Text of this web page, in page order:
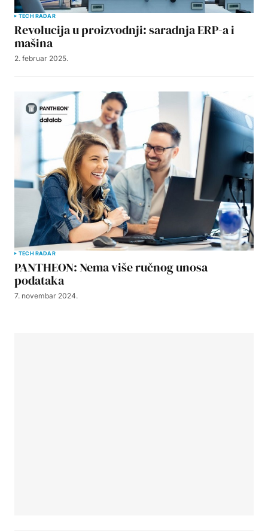
TECH RADAR
Revolucija u proizvodnji: saradnja ERP-a i
mašina
2. februar 2025.
TECH RADAR
PANTHEON: Nema više ručnog unosa
podataka
7. novembar 2024.